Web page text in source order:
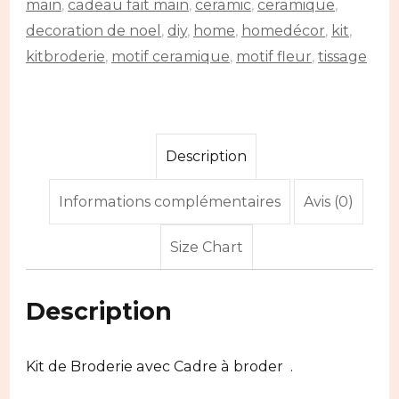
main, cadeau fait main, ceramic, ceramique,
decoration de noel , diy, home, homedécor, kit,
kitbroderie, motif ceramique, motif fleur, tissage
Description
Informations complémentaires Avis (0)
Size Chart
Description
Kit de Broderie avec Cadre à broder .